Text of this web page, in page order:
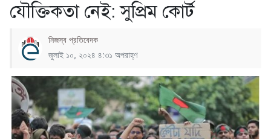
যৌক্তিকতা নেই: সুপ্রিম কোর্ট
নিজস্ব প্রতিবেদক
জুলাই ১০, ২০২৪ ৪:৩১ অপরাহ্ণ